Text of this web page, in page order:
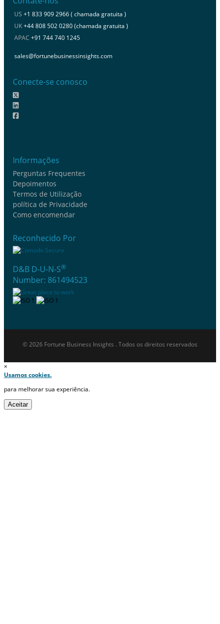
US +1 833 909 2966 ( chamada gratuita )
UK+44 808 502 0280 (chamada gratuita )
APAC +91 744 740 1245
sales@fortunebusinessinsights.com
Conecte-se conosco
Informações
Perguntas Frequentes
Depoimentos
Termos de Utilização
política de Privacidade
Como encomendar
Reconhecido Por
D&B D-U-N-S®
Number: 861494523
© 2026 Fortune Business Insights . Todos os direitos reservados
×
Usamos cookies.
para melhorar sua experiência.
Aceitar